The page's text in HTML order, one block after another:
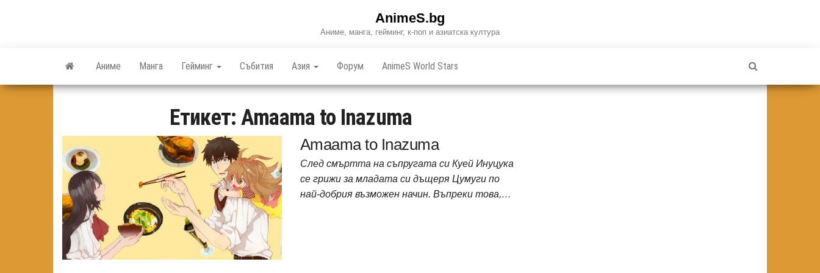
AnimeS.bg
Аниме, манга, гейминг, к-поп и азиатска култура
Аниме Манга Гейминг Събития Азия Форум AnimeS World Stars
Етикет: Amaama to Inazuma
Amaama to Inazuma
След смъртта на съпругата си Куей Инуцука
се грижи за младата си дъщеря Цумуги по
най-добрия възможен начин. Въпреки това,…